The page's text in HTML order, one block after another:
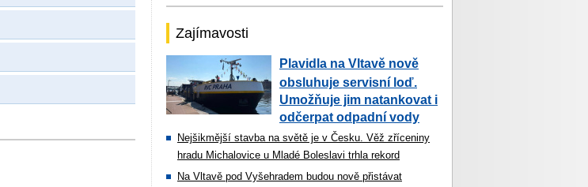
Zajímavosti
Plavidla na Vltavě nově
obsluhuje servisní loď.
Umožňuje jim natankovat i
odčerpat odpadní vody
Nejšikmější stavba na světě je v Česku. Věž zříceniny
hradu Michalovice u Mladé Boleslavi trhla rekord
Na Vltavě pod Vyšehradem budou nově přistávat